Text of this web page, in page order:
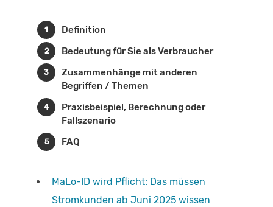
Definition
Bedeutung für Sie als Verbraucher
Zusammenhänge mit anderen
Begriffen / Themen
Praxisbeispiel, Berechnung oder
Fallszenario
FAQ
MaLo-ID wird Pflicht: Das müssen
Stromkunden ab Juni 2025 wissen